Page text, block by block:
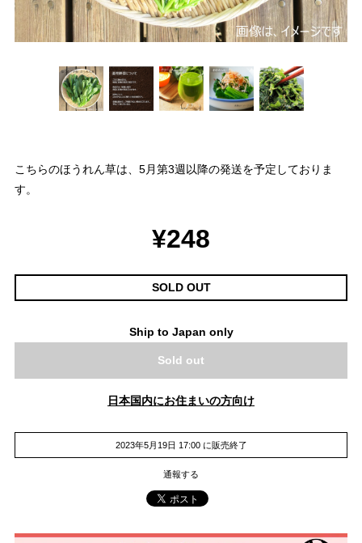
こちらのほうれん草は、5月第3週以降の発送を予定しておりま
す。
¥248
SOLD OUT
Ship to Japan only
Sold out
日本国内にお住まいの方向け
2023年5月19日 17:00 に販売終了
通報する